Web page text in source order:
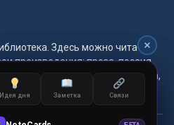
Здесь можно читать
произведения: проза, поэзия,
жанры и метки, удобная читалка,
каждый день.
Идея дня Заметка Связи
Идея дня Заметка Связи